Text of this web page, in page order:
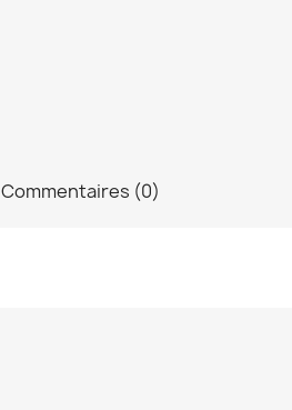
Commentaires (0)